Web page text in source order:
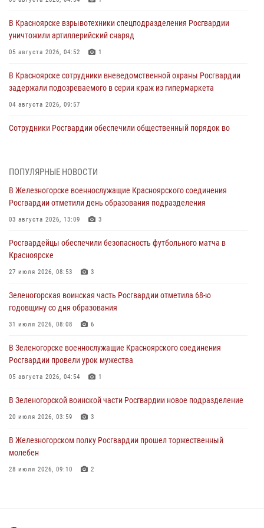
В Красноярске взрывотехники спецподразделения Росгвардии
уничтожили артиллерийский снаряд
05 августа 2026, 04:52 1
В Красноярске сотрудники вневедомственной охраны Росгвардии
задержали подозреваемого в серии краж из гипермаркета
04 августа 2026, 09:57
Сотрудники Росгвардии обеспечили общественный порядок во
в серии краж из супермаркета
04 августа 2026, 06:50
познакомили отдыхающих детей с тонкостями РХБ защиты
03 августа 2026, 13:12
Росгвардии отметили день образования подразделения
03 августа 2026, 13:09
годовщину со дня образования
31 июля 2026, 08:08
ПОПУЛЯРНЫЕ НОВОСТИ
В Железногорске военнослужащие Красноярского соединения
Росгвардии отметили день образования подразделения
03 августа 2026, 13:09 3
Росгвардейцы обеспечили безопасность футбольного матча в
Красноярске
27 июля 2026, 08:53 3
Зеленогорская воинская часть Росгвардии отметила 68-ю
годовщину со дня образования
31 июля 2026, 08:08 6
В Зеленогорске военнослужащие Красноярского соединения
Росгвардии провели урок мужества
05 августа 2026, 04:54 1
В Зеленогорской воинской части Росгвардии новое подразделение
20 июля 2026, 03:59 3
В Железногорском полку Росгвардии прошел торжественный
молебен
28 июля 2026, 09:10 2